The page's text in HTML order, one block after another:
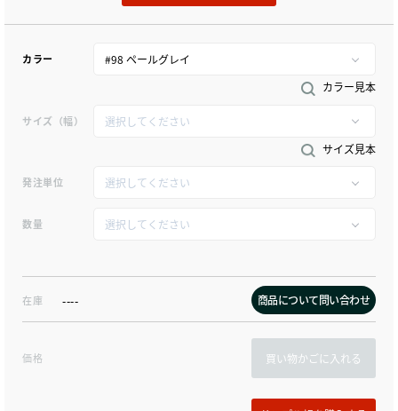
カラー
カラー見本
サイズ（幅）
サイズ見本
発注単位
数量
在庫 ---- 商品について問い合わせ
価格 買い物かごに入れる